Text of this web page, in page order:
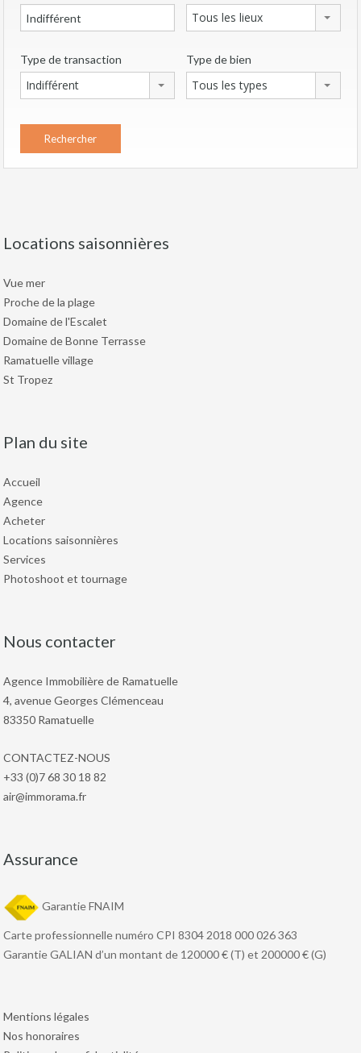
Tous les lieux
Type de transaction
Indifférent
Type de bien
Tous les types
Locations saisonnières
Vue mer
Proche de la plage
Domaine de l'Escalet
Domaine de Bonne Terrasse
Ramatuelle village
St Tropez
Plan du site
Accueil
Agence
Acheter
Locations saisonnières
Services
Photoshoot et tournage
Nous contacter
Agence Immobilière de Ramatuelle
4, avenue Georges Clémenceau
83350 Ramatuelle
CONTACTEZ-NOUS
+33 (0)7 68 30 18 82
air@immorama.fr
Assurance
Garantie FNAIM
Carte professionnelle numéro CPI 8304 2018 000 026 363
Garantie GALIAN d’un montant de 120000 € (T) et 200000 € (G)
Mentions légales
Nos honoraires